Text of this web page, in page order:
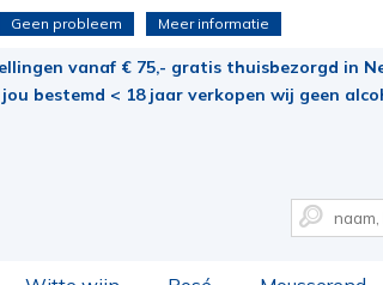
Geen probleem Meer informatie
vanaf € 75,- gratis thuisbezorgd in
bestemd < 18 jaar verkopen wij geen